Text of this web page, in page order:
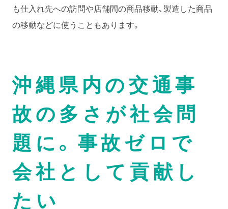
も仕入れ先への訪問や店舗間の商品移動、製造した商品
の移動などに使うこともあります。
沖縄県内の交通事
故の多さが社会問
題に。事故ゼロで
会社として貢献し
たい